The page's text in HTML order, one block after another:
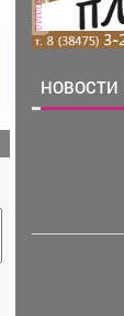
НОВОСТИ